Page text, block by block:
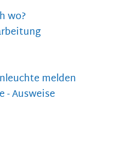
wo?
melden
- Ausweise